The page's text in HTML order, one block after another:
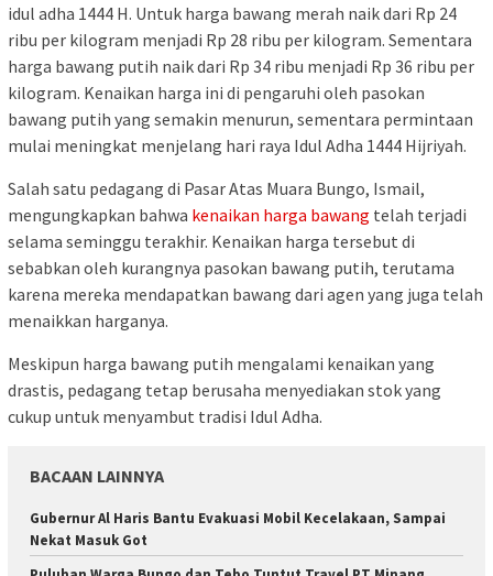
idul adha 1444 H. Untuk harga bawang merah naik dari Rp 24
ribu per kilogram menjadi Rp 28 ribu per kilogram. Sementara
harga bawang putih naik dari Rp 34 ribu menjadi Rp 36 ribu per
kilogram. Kenaikan harga ini di pengaruhi oleh pasokan
bawang putih yang semakin menurun, sementara permintaan
mulai meningkat menjelang hari raya Idul Adha 1444 Hijriyah.
Salah satu pedagang di Pasar Atas Muara Bungo, Ismail,
mengungkapkan bahwa kenaikan harga bawang telah terjadi
selama seminggu terakhir. Kenaikan harga tersebut di
sebabkan oleh kurangnya pasokan bawang putih, terutama
karena mereka mendapatkan bawang dari agen yang juga telah
menaikkan harganya.
Meskipun harga bawang putih mengalami kenaikan yang
drastis, pedagang tetap berusaha menyediakan stok yang
cukup untuk menyambut tradisi Idul Adha.
BACAAN LAINNYA
Gubernur Al Haris Bantu Evakuasi Mobil Kecelakaan, Sampai
Nekat Masuk Got